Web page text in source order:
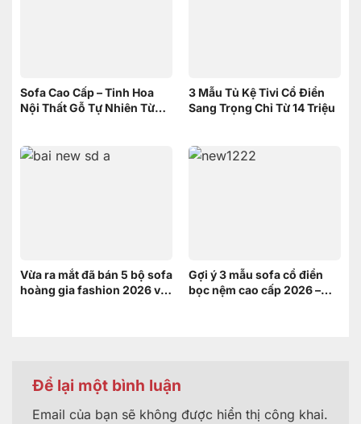
Sofa Cao Cấp – Tinh Hoa
Nội Thất Gỗ Tự Nhiên Từ
3 Mẫu Tủ Kệ Tivi Cổ Điển
Sang Trọng Chỉ Từ 14 Triệu
Vừa ra mắt đã bán 5 bộ sofa
hoàng gia fashion 2026 và
Gợi ý 3 mẫu sofa cổ điển
bọc nệm cao cấp 2026 –
Để lại một bình luận
Email của bạn sẽ không được hiển thị công khai.